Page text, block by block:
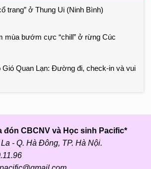
trang” ở Thung Ui (Ninh Bình)
mùa bướm cực “chill” ở rừng Cúc
Gió Quan Lạn: Đường đi, check-in và vui
đón CBCNV và Học sinh Pacific*
- Q. Hà Đông, TP. Hà Nội.